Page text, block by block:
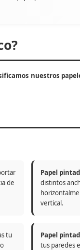
nuestros
de
Papel
distintos
vertical.
tu
Papel
tus paredes